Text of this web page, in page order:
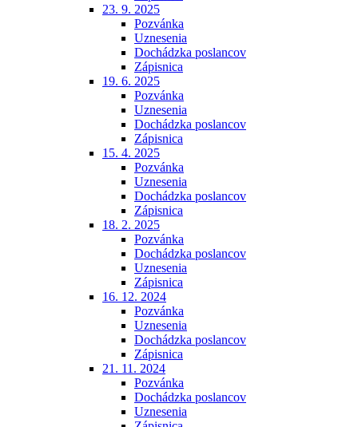
23. 9. 2025
Pozvánka
Uznesenia
Dochádzka poslancov
Zápisnica
19. 6. 2025
Pozvánka
Uznesenia
Dochádzka poslancov
Zápisnica
15. 4. 2025
Pozvánka
Uznesenia
Dochádzka poslancov
Zápisnica
18. 2. 2025
Pozvánka
Dochádzka poslancov
Uznesenia
Zápisnica
16. 12. 2024
Pozvánka
Uznesenia
Dochádzka poslancov
Zápisnica
21. 11. 2024
Pozvánka
Dochádzka poslancov
Uznesenia